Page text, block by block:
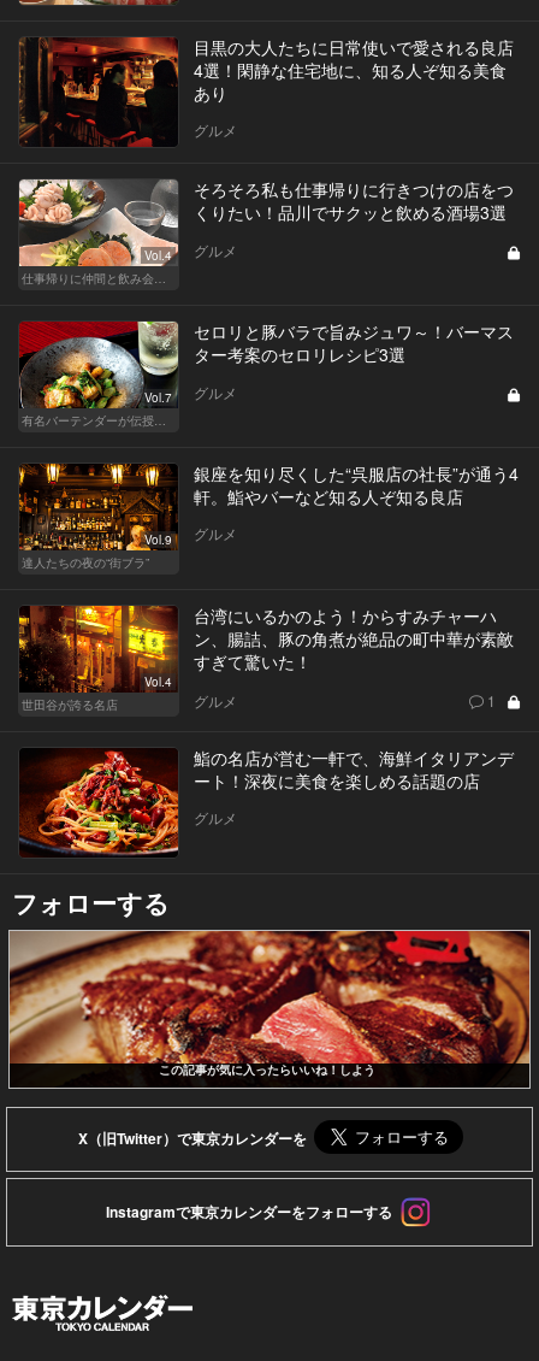
目黒の大人たちに日常使いで愛される良店
4選！閑静な住宅地に、知る人ぞ知る美食
あり
グルメ
Vol.4
そろそろ私も仕事帰りに行きつけの店をつ
くりたい！品川でサクッと飲める酒場3選
グルメ
Vol.7
セロリと豚バラで旨みジュワ～！バーマス
ター考案のセロリレシピ3選
グルメ
Vol.9
達人たちの夜の“街ブラ”
銀座を知り尽くした“呉服店の社長”が通う4
軒。鮨やバーなど知る人ぞ知る良店
グルメ
Vol.4
世田谷が誇る名店
台湾にいるかのよう！からすみチャーハ
ン、腸詰、豚の角煮が絶品の町中華が素敵
すぎて驚いた！
グルメ 1
鮨の名店が営む一軒で、海鮮イタリアンデ
ート！深夜に美食を楽しめる話題の店
グルメ
フォローする
この記事が気に入ったらいいね！しよう
X（旧Twitter）で東京カレンダーを
Instagramで東京カレンダーをフォローする